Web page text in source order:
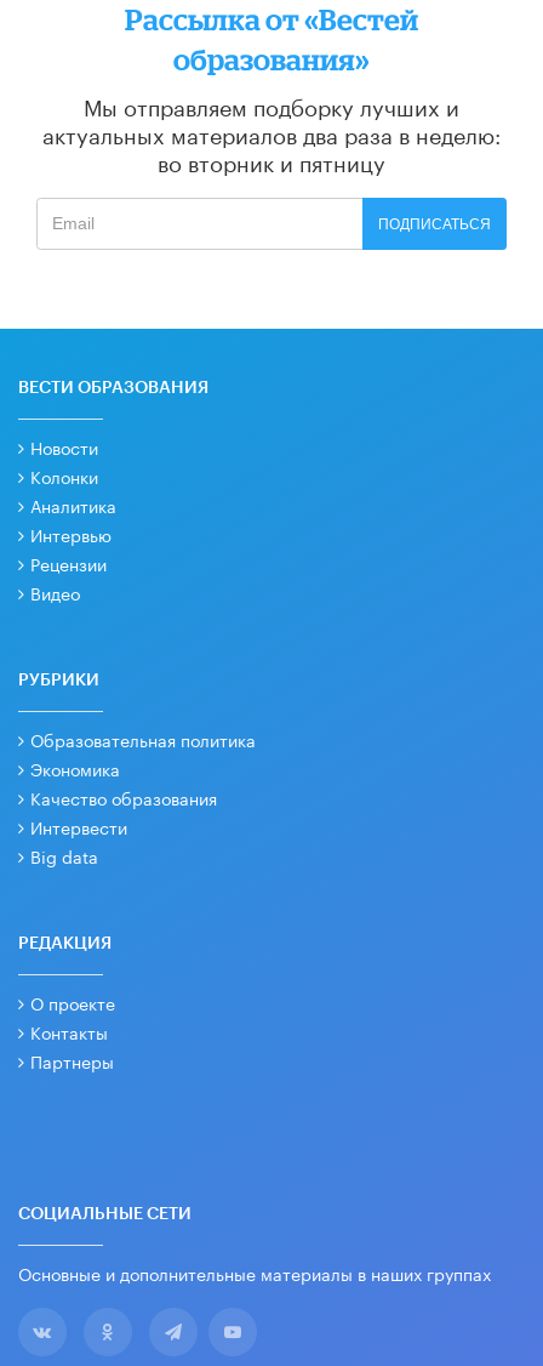
Рассылка от «Вестей
образования»
Мы отправляем подборку лучших и
актуальных материалов два раза в неделю:
во вторник и пятницу
ПОДПИСАТЬСЯ
ВЕСТИ ОБРАЗОВАНИЯ
Новости
Колонки
Аналитика
Интервью
Рецензии
Видео
РУБРИКИ
Образовательная политика
Экономика
Качество образования
Интервести
Big data
РЕДАКЦИЯ
О проекте
Контакты
Партнеры
СОЦИАЛЬНЫЕ СЕТИ
Основные и дополнительные материалы в наших группах